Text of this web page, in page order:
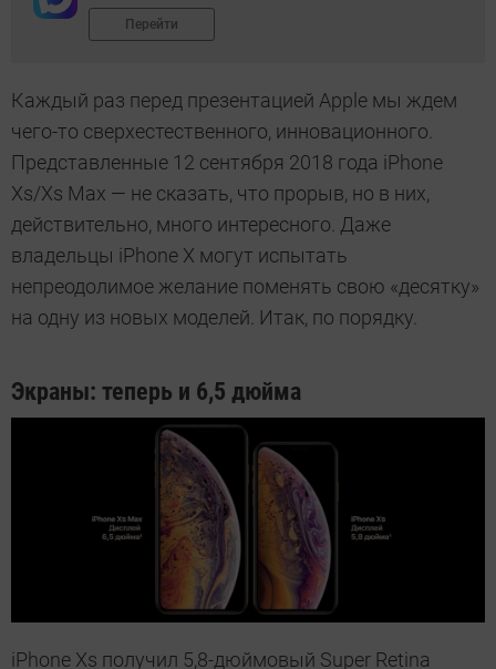
Перейти
Каждый раз перед презентацией Apple мы ждем
чего-то сверхестественного, инновационного.
Представленные 12 сентября 2018 года iPhone
Xs/Xs Max — не сказать, что прорыв, но в них,
действительно, много интересного. Даже
владельцы iPhone X могут испытать
непреодолимое желание поменять свою «десятку»
на одну из новых моделей. Итак, по порядку.
Экраны: теперь и 6,5 дюйма
iPhone Xs получил 5,8-дюймовый Super Retina